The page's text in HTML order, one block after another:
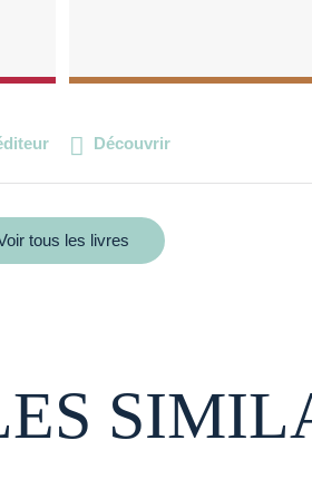
Découvrir
tous les livres